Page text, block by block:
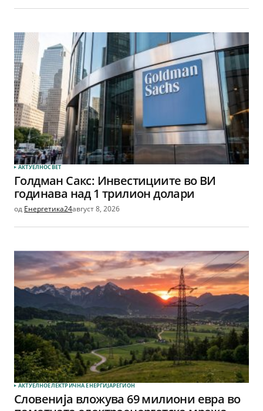
АКТУЕЛНОСВЕТ
Голдман Сакс: Инвестициите во ВИ
годинава над 1 трилион долари
од Енергетика24август 8, 2026
АКТУЕЛНОЕЛЕКТРИЧНА ЕНЕРГИЈАРЕГИОН
Словенија вложува 69 милиони евра во